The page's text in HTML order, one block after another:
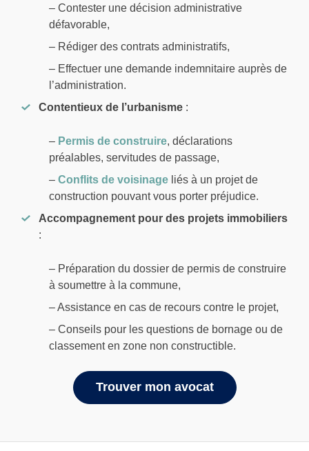
– Contester une décision administrative
défavorable,
– Rédiger des contrats administratifs,
– Effectuer une demande indemnitaire auprès de
l’administration.
Contentieux de l’urbanisme :
– Permis de construire, déclarations
préalables, servitudes de passage,
– Conflits de voisinage liés à un projet de
construction pouvant vous porter préjudice.
Accompagnement pour des projets immobiliers
:
– Préparation du dossier de permis de construire
à soumettre à la commune,
– Assistance en cas de recours contre le projet,
– Conseils pour les questions de bornage ou de
classement en zone non constructible.
Trouver mon avocat